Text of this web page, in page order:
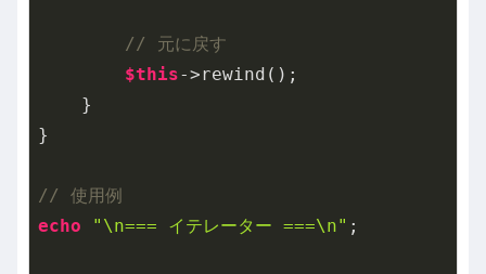
// 元に戻す
$this->rewind();
    }
}
// 使用例
echo
"\n=== イテレーター ===\n" ;